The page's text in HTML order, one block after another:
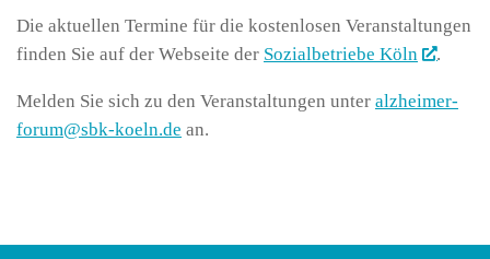
Die aktuellen Termine für die kostenlosen Veranstaltungen
finden Sie auf der Webseite der Sozialbetriebe Köln .
Melden Sie sich zu den Veranstaltungen unter alzheimer-​
forum@​sbk-​koeln.​de an.